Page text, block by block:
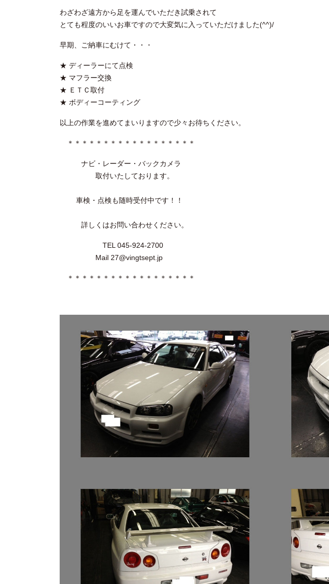
わざわざ遠方から足を運んでいただき試乗されて
とても程度のいいお車ですので大変気に入っていただけました(^^)/
早期、ご納車にむけて・・・
★ ディーラーにて点検
★ マフラー交換
★ ＥＴＣ取付
★ ボディーコーティング
以上の作業を進めてまいりますので少々お待ちください。
＊＊＊＊＊＊＊＊＊＊＊＊＊＊＊＊＊＊
ナビ・レーダー・バックカメラ
取付いたしております。
車検・点検も随時受付中です！！
詳しくはお問い合わせください。
TEL 045-924-2700
Mail 27@vingtsept.jp
＊＊＊＊＊＊＊＊＊＊＊＊＊＊＊＊＊＊